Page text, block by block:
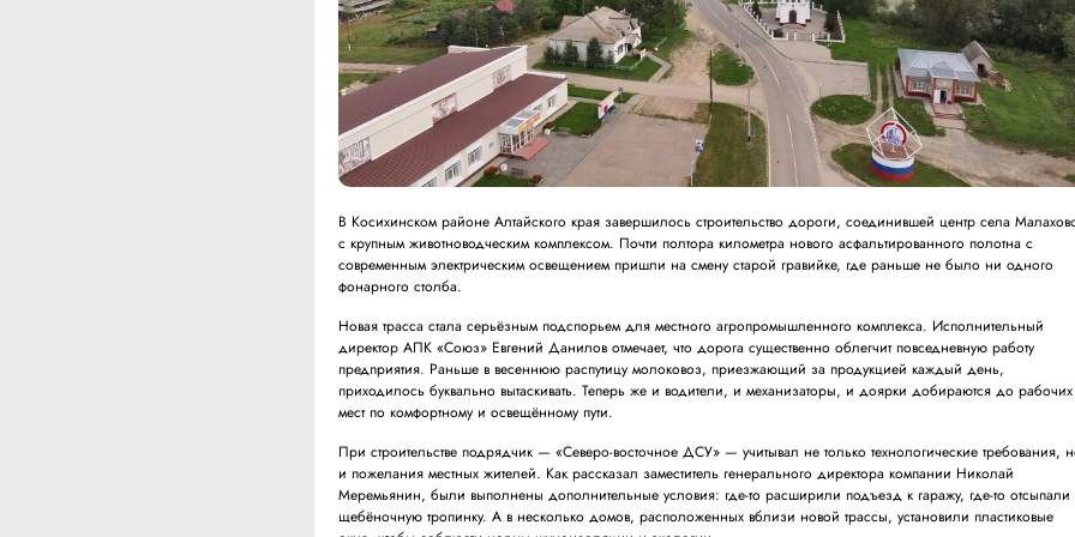
В Косихинском районе Алтайского края завершилось строительство дороги, соединившей центр села
с крупным животноводческим комплексом. Почти полтора километра нового асфальтированного полотна с
современным электрическим освещением пришли на смену старой гравийке, где раньше не было ни одного
фонарного столба.
Новая трасса стала серьёзным подспорьем для местного агропромышленного комплекса. Исполнительный
директор АПК «Союз» Евгений Данилов отмечает, что дорога существенно облегчит повседневную работу
предприятия. Раньше в весеннюю распутицу молоковоз, приезжающий за продукцией каждый день,
приходилось буквально вытаскивать. Теперь же и водители, и механизаторы, и доярки добираются до рабочих
мест по комфортному и освещённому пути.
При строительстве подрядчик — «Северо-восточное ДСУ» — учитывал не только технологические требования,
и пожелания местных жителей. Как рассказал заместитель генерального директора компании Николай
Меремьянин, были выполнены дополнительные условия: где-то расширили подъезд к гаражу, где-то отсыпали
щебёночную тропинку. А в несколько домов, расположенных вблизи новой трассы, установили пластиковые